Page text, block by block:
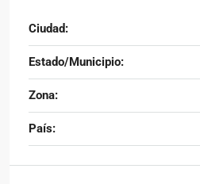
Ciudad:
Estado/Municipio:
Zona:
País: